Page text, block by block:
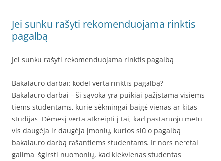
Jei sunku rašyti rekomenduojama rinktis
pagalbą
Jei sunku rašyti rekomenduojama rinktis pagalbą
Bakalauro darbai: kodėl verta rinktis pagalbą?
Bakalauro darbai – ši sąvoka yra puikiai pažįstama visiems
tiems studentams, kurie sėkmingai baigė vienas ar kitas
studijas. Dėmesį verta atkreipti į tai, kad pastaruoju metu
vis daugėja ir daugėja įmonių, kurios siūlo pagalbą
bakalauro darbą rašantiems studentams. Ir nors neretai
galima išgirsti nuomonių, kad kiekvienas studentas